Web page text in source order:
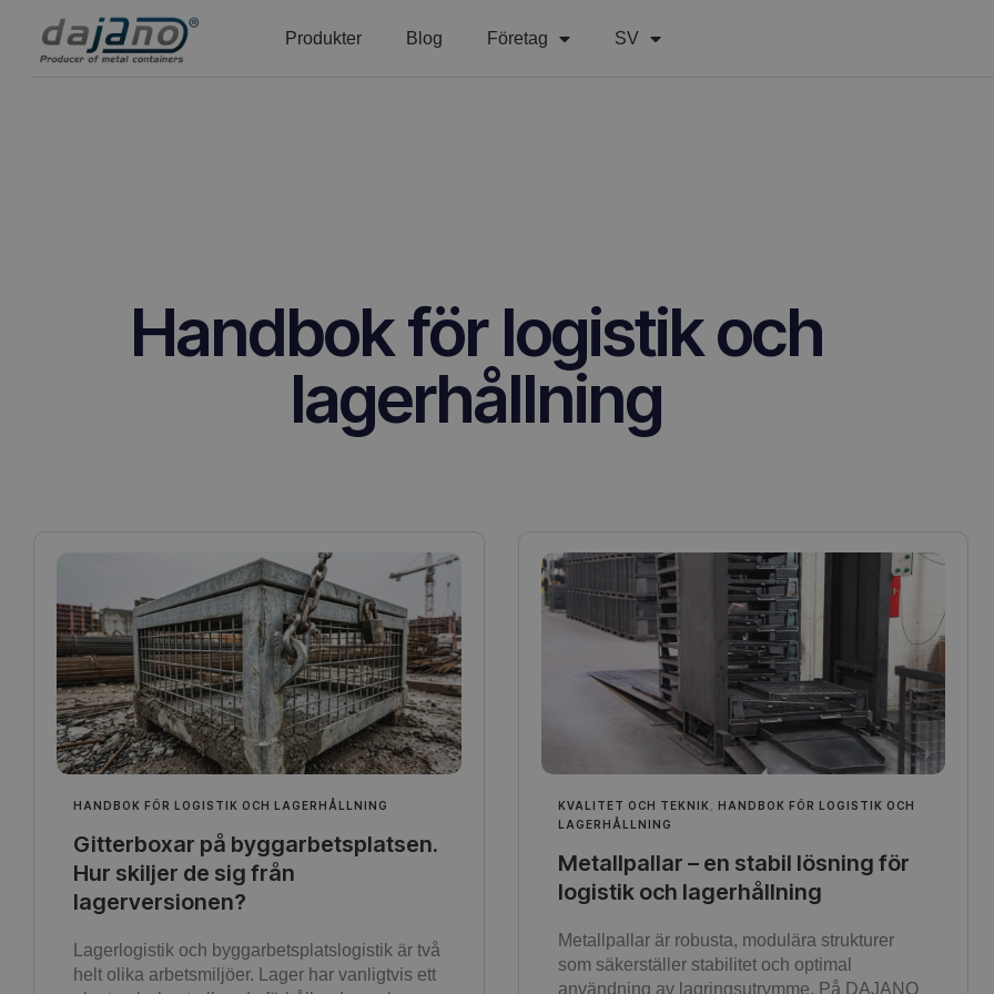
Produkter Blog Företag SV
Handbok för logistik och
lagerhållning
HANDBOK FÖR LOGISTIK OCH LAGERHÅLLNING
Gitterboxar på byggarbetsplatsen.
Hur skiljer de sig från
lagerversionen?
Lagerlogistik och byggarbetsplatslogistik är två
helt olika arbetsmiljöer. Lager har vanligtvis ett
KVALITET OCH TEKNIK
HANDBOK FÖR LOGISTIK OCH
LAGERHÅLLNING
Metallpallar – en stabil lösning för
logistik och lagerhållning
Metallpallar är robusta, modulära strukturer
som säkerställer stabilitet och optimal
användning av lagringsutrymme. På DAJANO